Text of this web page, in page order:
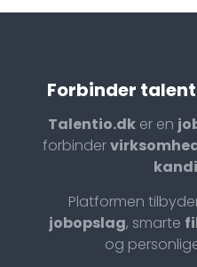
Forbinder
Talentio.dker en
forbinder
Platformen
jobopslag, smarte
og